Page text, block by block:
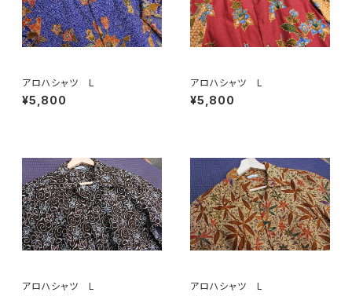
アロハシャツ L
¥5,800
アロハシャツ L
¥5,800
アロハシャツ L アロハシャツ L